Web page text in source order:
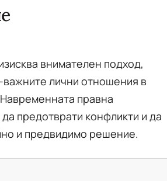
внимателен подход,
важните лични отношения в
правна
предотврати конфликти и да
и предвидимо решение.